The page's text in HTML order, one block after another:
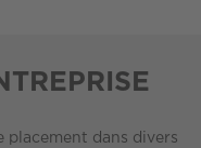
placement dans divers